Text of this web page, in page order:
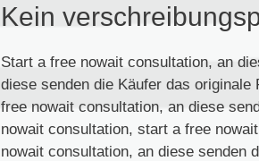
Kein
Start a free nowait consultation, an
diese senden die Käufer das
free nowait consultation, an diese
nowait consultation, start a free
nowait consultation, an diese senden